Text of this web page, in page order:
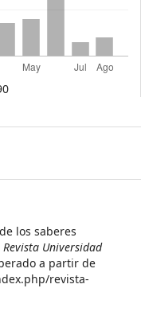
los saberes
Revista Universidad
a partir de
revista-